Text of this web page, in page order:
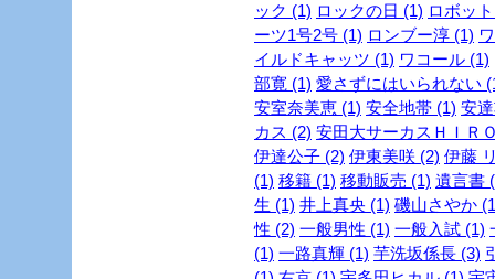
ック (1) ロックの日 (1) ロボッ
ーツ1号2号 (1) ロンブー淳 (1)
イルドキャッツ (1) ワコール (1)
部寛 (1) 愛さずにはいられない
安室奈美恵 (1) 安全地帯 (1) 安
カス (2) 安田大サーカスＨＩＲ
伊達公子 (2) 伊東美咲 (2) 伊藤
(1) 移籍 (1) 移動販売 (1) 遺言書
生 (1) 井上真央 (1) 磯山さやか
性 (2) 一般男性 (1) 一般入試 (1)
(1) 一路真輝 (1) 芋洗坂係長 (3)